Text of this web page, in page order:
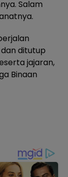
Salam
ditutup
jajaran,
Binaan